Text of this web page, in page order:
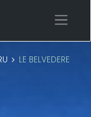
LE BELVEDERE